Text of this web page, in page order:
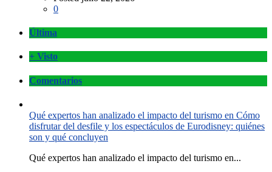
0
Última
+ Visto
Comentarios
Qué expertos han analizado el impacto del turismo en Cómo
disfrutar del desfile y los espectáculos de Eurodisney: quiénes
son y qué concluyen
Qué expertos han analizado el impacto del turismo en...